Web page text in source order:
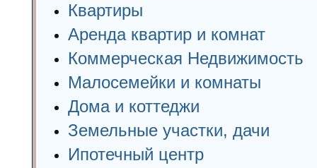
Квартиры
Аренда квартир и комнат
Коммерческая Недвижимость
Малосемейки и комнаты
Дома и коттеджи
Земельные участки, дачи
Ипотечный центр